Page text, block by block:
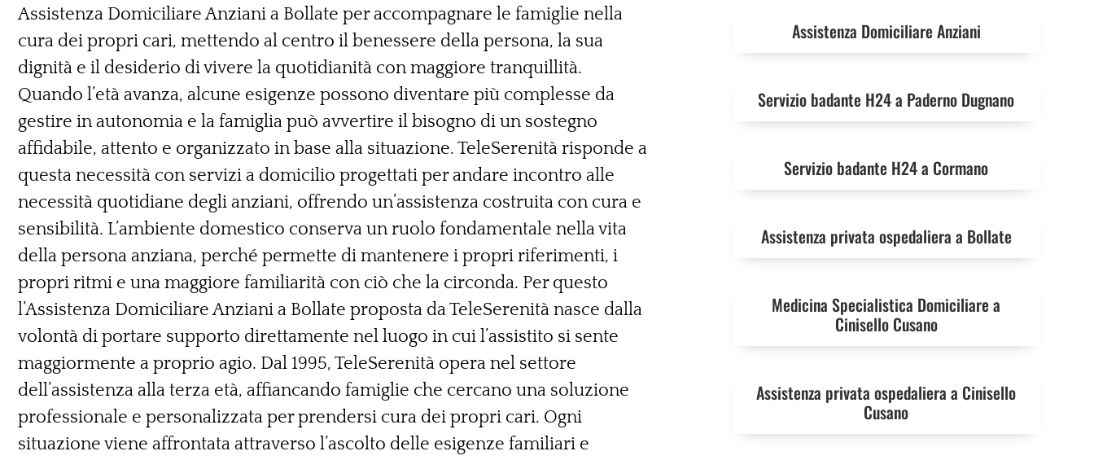
Assistenza Domiciliare Anziani a Bollate per accompagnare le famiglie nella
cura dei propri cari, mettendo al centro il benessere della persona, la sua
dignità e il desiderio di vivere la quotidianità con maggiore tranquillità.
Quando l’età avanza, alcune esigenze possono diventare più complesse da
gestire in autonomia e la famiglia può avvertire il bisogno di un sostegno
affidabile, attento e organizzato in base alla situazione. TeleSerenità risponde a
questa necessità con servizi a domicilio progettati per andare incontro alle
necessità quotidiane degli anziani, offrendo un’assistenza costruita con cura e
sensibilità. L’ambiente domestico conserva un ruolo fondamentale nella vita
della persona anziana, perché permette di mantenere i propri riferimenti, i
propri ritmi e una maggiore familiarità con ciò che la circonda. Per questo
l’Assistenza Domiciliare Anziani a Bollate proposta da TeleSerenità nasce dalla
volontà di portare supporto direttamente nel luogo in cui l’assistito si sente
maggiormente a proprio agio. Dal 1995, TeleSerenità opera nel settore
dell’assistenza alla terza età, affiancando famiglie che cercano una soluzione
professionale e personalizzata per prendersi cura dei propri cari. Ogni
situazione viene affrontata attraverso l’ascolto delle esigenze familiari e
Assistenza Domiciliare Anziani
Servizio badante H24 a Paderno Dugnano
Servizio badante H24 a Cormano
Assistenza privata ospedaliera a Bollate
Medicina Specialistica Domiciliare a
Cinisello Cusano
Assistenza privata ospedaliera a Cinisello
Cusano